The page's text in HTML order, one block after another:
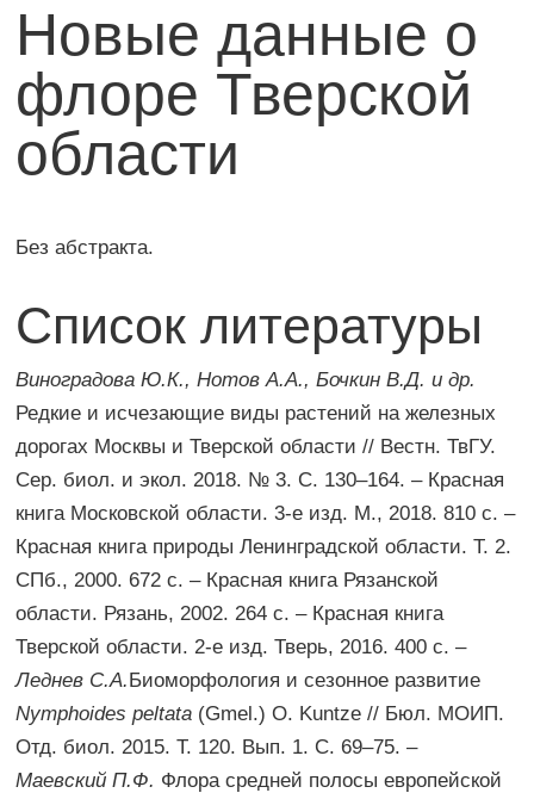
Новые данные о
флоре Тверской
области
Без абстракта.
Список литературы
Виноградова Ю.К., Нотов А.А., Бочкин В.Д. и др.
Редкие и исчезающие виды растений на железных
дорогах Москвы и Тверской области // Вестн. ТвГУ.
Сер. биол. и экол. 2018. № 3. С. 130–164. – Красная
книга Московской области. 3-е изд. М., 2018. 810 с. –
Красная книга природы Ленинградской области. Т. 2.
СПб., 2000. 672 с. – Красная книга Рязанской
области. Рязань, 2002. 264 с. – Красная книга
Тверской области. 2-е изд. Тверь, 2016. 400 с. –
Леднев С.А.Биоморфология и сезонное развитие
Nymphoides peltata (Gmel.) O. Kuntze // Бюл. МОИП.
Отд. биол. 2015. Т. 120. Вып. 1. С. 69–75. –
Маевский П.Ф. Флора средней полосы европейской